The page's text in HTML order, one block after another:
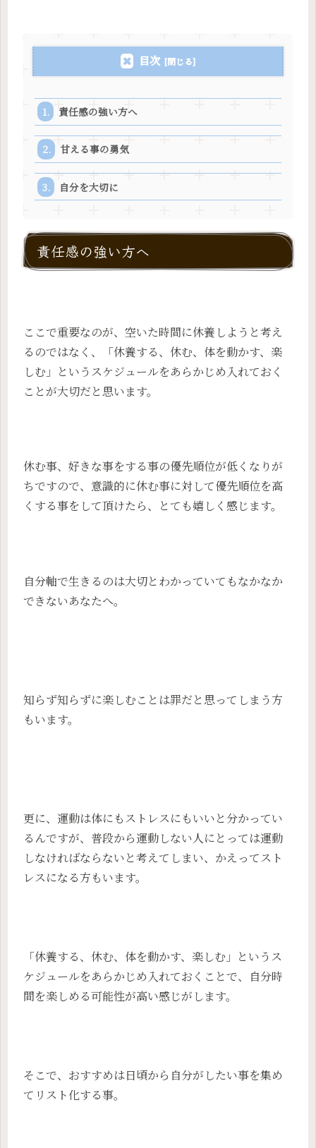
目次
責任感の強い方へ
甘える事の勇気
自分を大切に
責任感の強い方へ
ここで重要なのが、空いた時間に休養しようと考え
るのではなく、「休養する、休む、体を動かす、楽
しむ」というスケジュールをあらかじめ入れておく
ことが大切だと思います。
休む事、好きな事をする事の優先順位が低くなりが
ちですので、意識的に休む事に対して優先順位を高
くする事をして頂けたら、とても嬉しく感じます。
自分軸で生きるのは大切とわかっていてもなかなか
できないあなたへ。
知らず知らずに楽しむことは罪だと思ってしまう方
もいます。
更に、運動は体にもストレスにもいいと分かってい
るんですが、普段から運動しない人にとっては運動
しなければならないと考えてしまい、かえってスト
レスになる方もいます。
「休養する、休む、体を動かす、楽しむ」というス
ケジュールをあらかじめ入れておくことで、自分時
間を楽しめる可能性が高い感じがします。
そこで、おすすめは日頃から自分がしたい事を集め
てリスト化する事。